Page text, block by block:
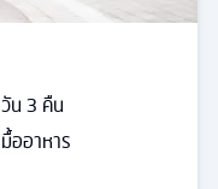
วัน3 คืน
มื้ออาหาร